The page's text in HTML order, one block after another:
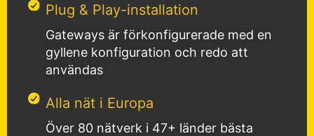
Plug & Play-installation
Gateways är förkonfigurerade med en
gyllene konfiguration och redo att
användas
Alla nät i Europa
Över 80 nätverk i 47+ länder bästa